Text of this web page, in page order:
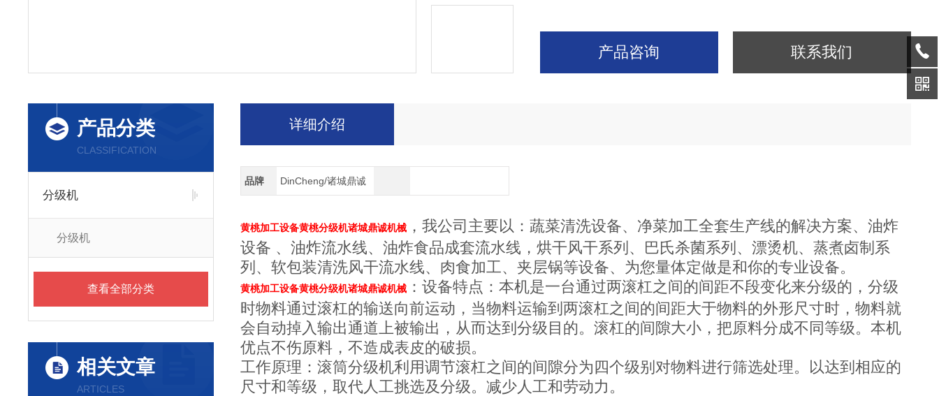
产品咨询 联系我们
产品分类
CLASSIFICATION
分级机
分级机
查看全部分类
相关文章
ARTICLES
详细介绍
品牌 DinCheng/诸城鼎诚
黄桃加工设备黄桃分级机诸城鼎诚机械，我公司主要以：蔬菜清洗设备、净菜加工全套生产线的解决方案、油炸
设备 、油炸流水线、油炸食品成套流水线，烘干风干系列、巴氏杀菌系列、漂烫机、蒸煮卤制系
列、软包装清洗风干流水线、肉食加工、夹层锅等设备、为您量体定做是和你的专业设备。
黄桃加工设备黄桃分级机诸城鼎诚机械：设备特点：本机是一台通过两滚杠之间的间距不段变化来分级的，分级
时物料通过滚杠的输送向前运动，当物料运输到两滚杠之间的间距大于物料的外形尺寸时，物料就
会自动掉入输出通道上被输出，从而达到分级目的。滚杠的间隙大小，把原料分成不同等级。本机
优点不伤原料，不造成表皮的破损。
工作原理：滚筒分级机利用调节滚杠之间的间隙分为四个级别对物料进行筛选处理。以达到相应的
尺寸和等级，取代人工挑选及分级。减少人工和劳动力。